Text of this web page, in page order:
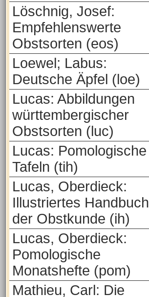
Löschnig, Josef:
Empfehlenswerte
Obstsorten (eos)
Loewel; Labus:
Deutsche Äpfel (loe)
Lucas: Abbildungen
württembergischer
Obstsorten (luc)
Lucas: Pomologische
Tafeln (tih)
Lucas, Oberdieck:
Illustriertes Handbuch
der Obstkunde (ih)
Lucas, Oberdieck:
Pomologische
Monatshefte (pom)
Mathieu, Carl: Die